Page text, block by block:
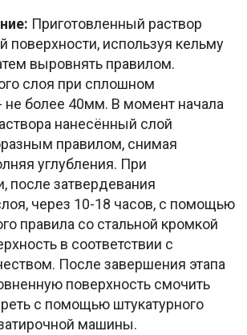
Приготовленный раствор
поверхности, используя кельму
выровнять правилом.
слоя при сплошном
не более 40мм. В момент начала
нанесённый слой
правилом, снимая
углубления. При
после затвердевания
через 10-18 часов, с помощью
правила со стальной кромкой
в соответствии с
После завершения этапа
поверхность смочить
с помощью штукатурного
машины.